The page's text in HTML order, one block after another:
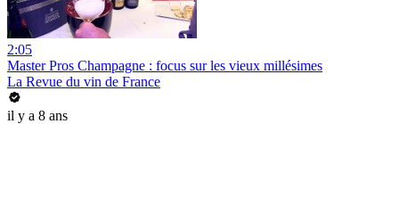
2:05
Master Pros Champagne : focus sur les vieux millésimes
La Revue du vin de France
il y a 8 ans